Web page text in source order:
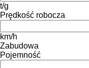
t/g
Prędkość robocza
km/h
Zabudowa
Pojemność